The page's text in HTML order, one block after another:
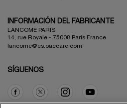
INFORMACIÓN DEL FABRICANTE
LANCOME PARIS
14, rue Royale - 75008 Paris France
lancome@es.oaccare.com
SÍGUENOS